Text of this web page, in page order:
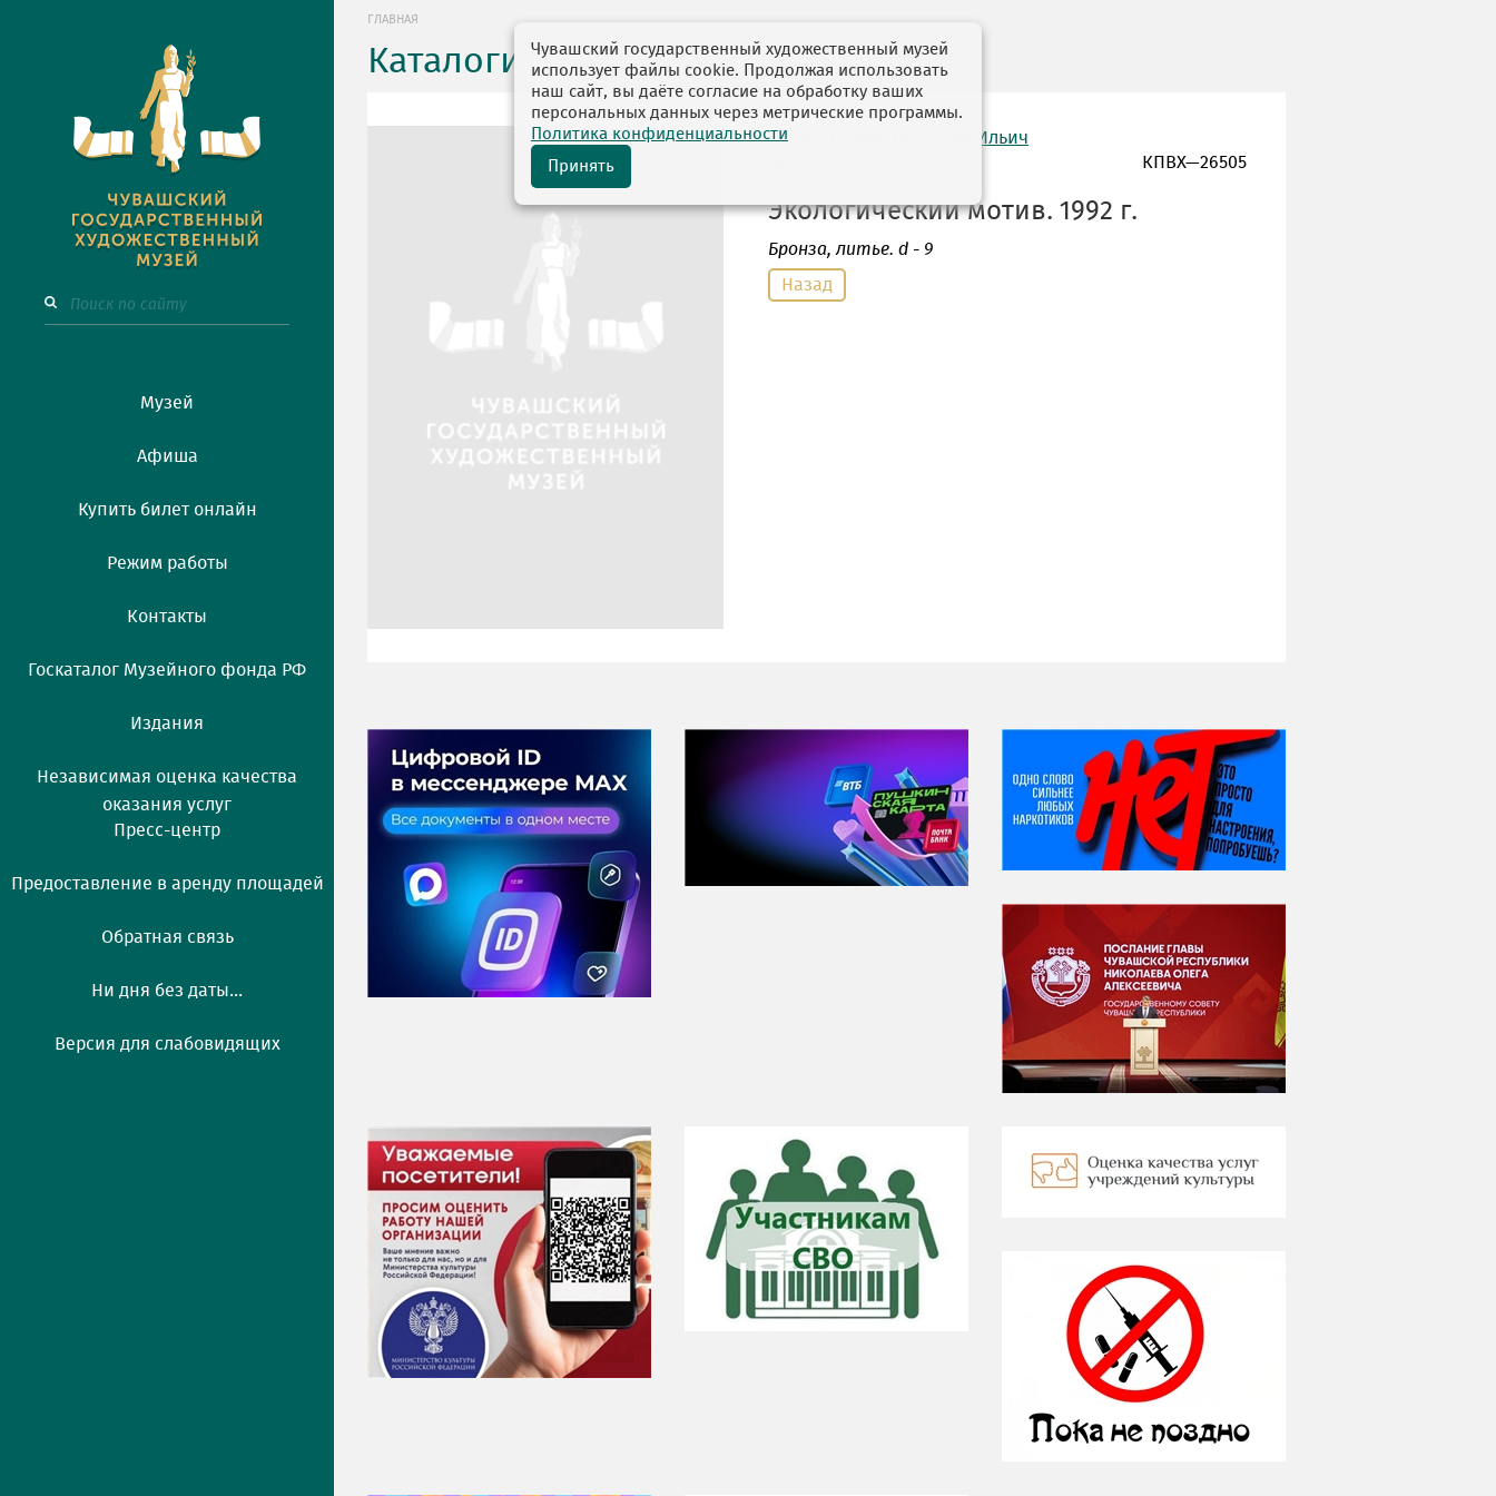
Музей
Афиша
Купить билет онлайн
Режим работы
Контакты
Госкаталог Музейного фонда РФ
Издания
Независимая оценка качества
оказания услуг
Пресс-центр
Предоставление в аренду площадей
Обратная связь
Ни дня без даты...
Версия для слабовидящих
ГЛАВНАЯ
Каталоги выставок
автор: Егоров Вячеслав Ильич
КПВХ—26505
Экологический мотив. 1992 г.
Бронза, литье. d - 9
Назад
Чувашский государственный художественный музей
использует файлы cookie. Продолжая использовать
наш сайт, вы даёте согласие на обработку ваших
персональных данных через метрические программы.
Политика конфиденциальности
Принять